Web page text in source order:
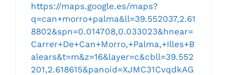
https://maps.google.es/maps?
q=can+morro+palma&ll=39.552037,2.61
8802&spn=0.014708,0.033023&hnear=
Carrer+De+Can+Morro,+Palma,+Illes+B
alears&t=m&z=16&layer=c&cbll=39.552
201,2.618615&panoid=XJMC31CvqdkAG